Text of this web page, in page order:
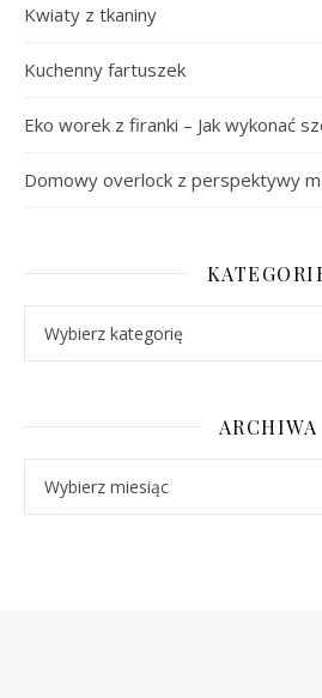
Kwiaty z tkaniny
Kuchenny fartuszek
Eko worek z firanki – Jak wykonać
Domowy overlock z perspektywy
ARCHIWA